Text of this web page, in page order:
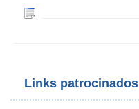
Links patrocinados